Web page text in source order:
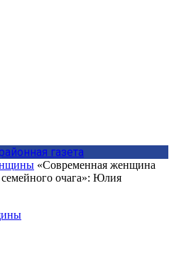
газета
«Современная женщина
очага»: Юлия